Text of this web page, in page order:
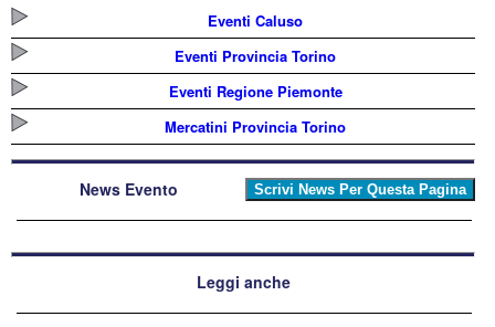
Eventi Caluso
Eventi Provincia Torino
Eventi Regione Piemonte
Mercatini Provincia Torino
News Evento
Leggi anche